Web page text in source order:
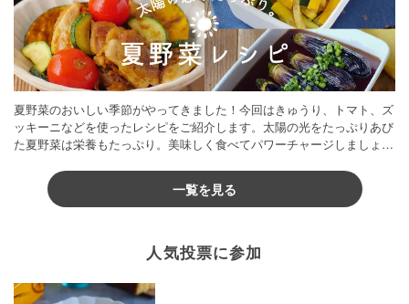
夏野菜のおいしい季節がやってきました！今回はきゅうり、トマト、ズ
ッキーニなどを使ったレシピをご紹介します。太陽の光をたっぷりあび
た夏野菜は栄養もたっぷり。美味しく食べてパワーチャージしましょう
一覧を見る
人気投票に参加